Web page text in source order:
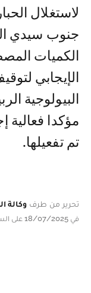
لاستغلال
جنوب سيدي
الكميات
الإيجابي
البيولوجية
مؤكدا فعالية
تم تفعيلها.
تحرير من طرف وكالة
في 18/07/2025 على الساعة 18:00